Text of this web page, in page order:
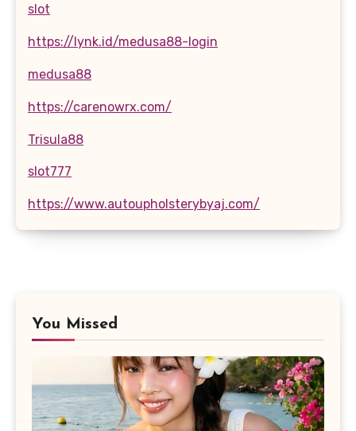
slot
https://lynk.id/medusa88-login
medusa88
https://carenowrx.com/
Trisula88
slot777
https://www.autoupholsterybyaj.com/
You Missed